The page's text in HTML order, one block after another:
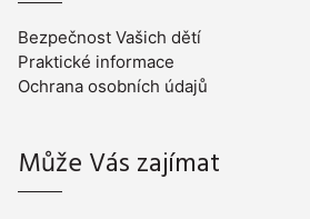
Bezpečnost Vašich dětí
Praktické informace
Ochrana osobních údajů
Může Vás zajímat